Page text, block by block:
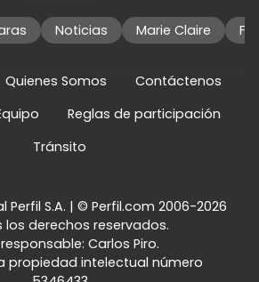
Noticias Marie Claire
Quienes Somos
Contáctenos
Reglas de participación
Tránsito
Perfil S.A. | © Perfil.com 2006-2026
los derechos reservados.
Carlos Piro.
propiedad intelectual número